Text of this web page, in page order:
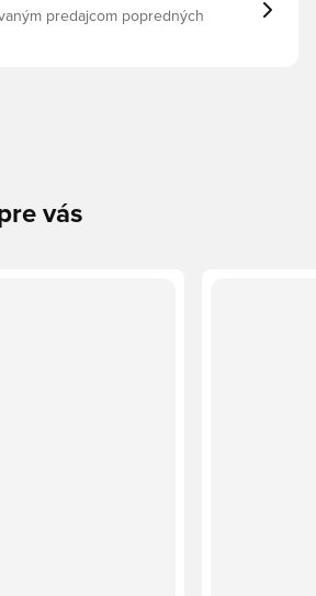
predajcom popredných
vás